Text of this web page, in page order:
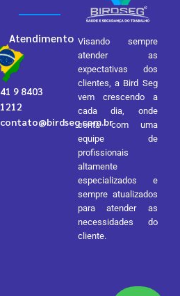
Visando sempre
atender as
expectativas dos
clientes, a Bird Seg
vem crescendo a
cada dia, onde
conta com uma
equipe de
profissionais
altamente
especializados e
sempre atualizados
para atender as
necessidades do
cliente.
Atendimento
41 9 8403
1212
contato@birdseg.com.br